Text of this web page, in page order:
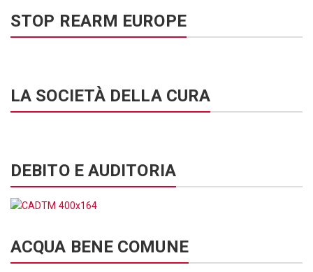
STOP REARM EUROPE
LA SOCIETÀ DELLA CURA
DEBITO E AUDITORIA
ACQUA BENE COMUNE